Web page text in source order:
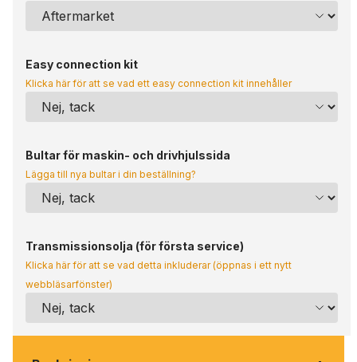
Easy connection kit
Klicka här för att se vad ett easy connection kit innehåller
Bultar för maskin- och drivhjulssida
Lägga till nya bultar i din beställning?
Transmissionsolja (för första service)
Klicka här för att se vad detta inkluderar (öppnas i ett nytt
webbläsarfönster)